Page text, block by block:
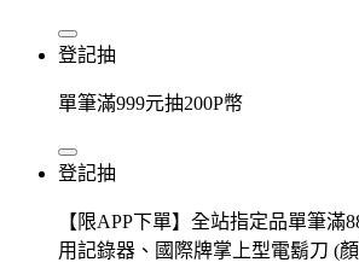
登記抽
單筆滿999元抽200P幣
登記抽
【限APP下單】全站指定品單筆滿
用記錄器、國際牌掌上型電鬍刀 (